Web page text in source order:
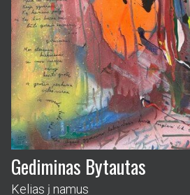
Gediminas Bytautas
Kelias į namus